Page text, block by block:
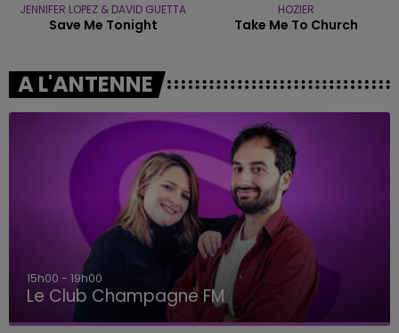
JENNIFER LOPEZ & DAVID GUETTA
Save Me Tonight
HOZIER
Take Me To Church
A L'ANTENNE
15h00 - 19h00
Le Club Champagne FM